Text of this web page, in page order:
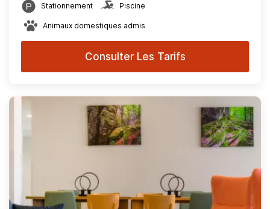
Stationnement Piscine
Animaux domestiques admis
Consulter Les Tarifs